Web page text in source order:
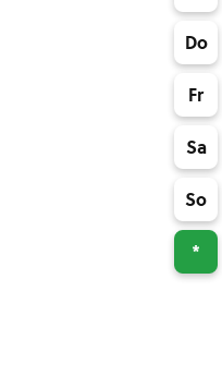
Do
Fr
Sa
So
*